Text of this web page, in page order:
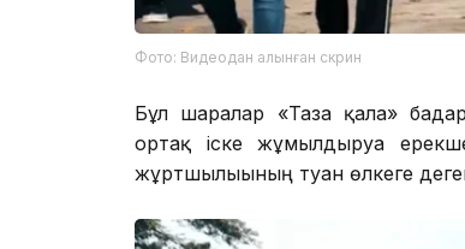
Фото: Видеодан алынған скрин
Бұл шаралар «Таза қала»
ортақ іске жұмылдыруға
жұртшылығының туған өлкеге